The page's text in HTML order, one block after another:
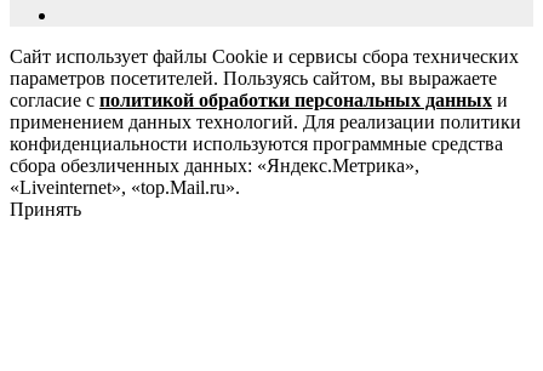
Сайт использует файлы Cookie и сервисы сбора технических
параметров посетителей. Пользуясь сайтом, вы выражаете
согласие с политикой обработки персональных данных и
применением данных технологий. Для реализации политики
конфиденциальности используются программные средства
сбора обезличенных данных: «Яндекс.Метрика»,
«Liveinternet», «top.Mail.ru».
Принять